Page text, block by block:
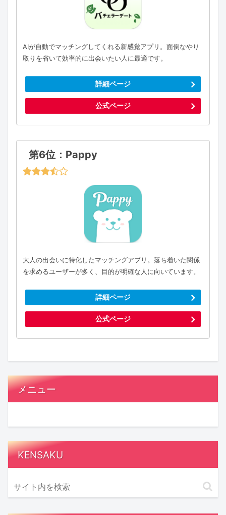
AIが自動でマッチングしてくれる新感覚アプリ。面倒なやり
取りを省いて効率的に出会いたい人に最適です。
詳細ページ
公式ページ
第6位：Pappy
大人の出会いに特化したマッチングアプリ。落ち着いた関係
を求めるユーザーが多く、目的が明確な人に向いています。
詳細ページ
公式ページ
メニュー
KENSAKU